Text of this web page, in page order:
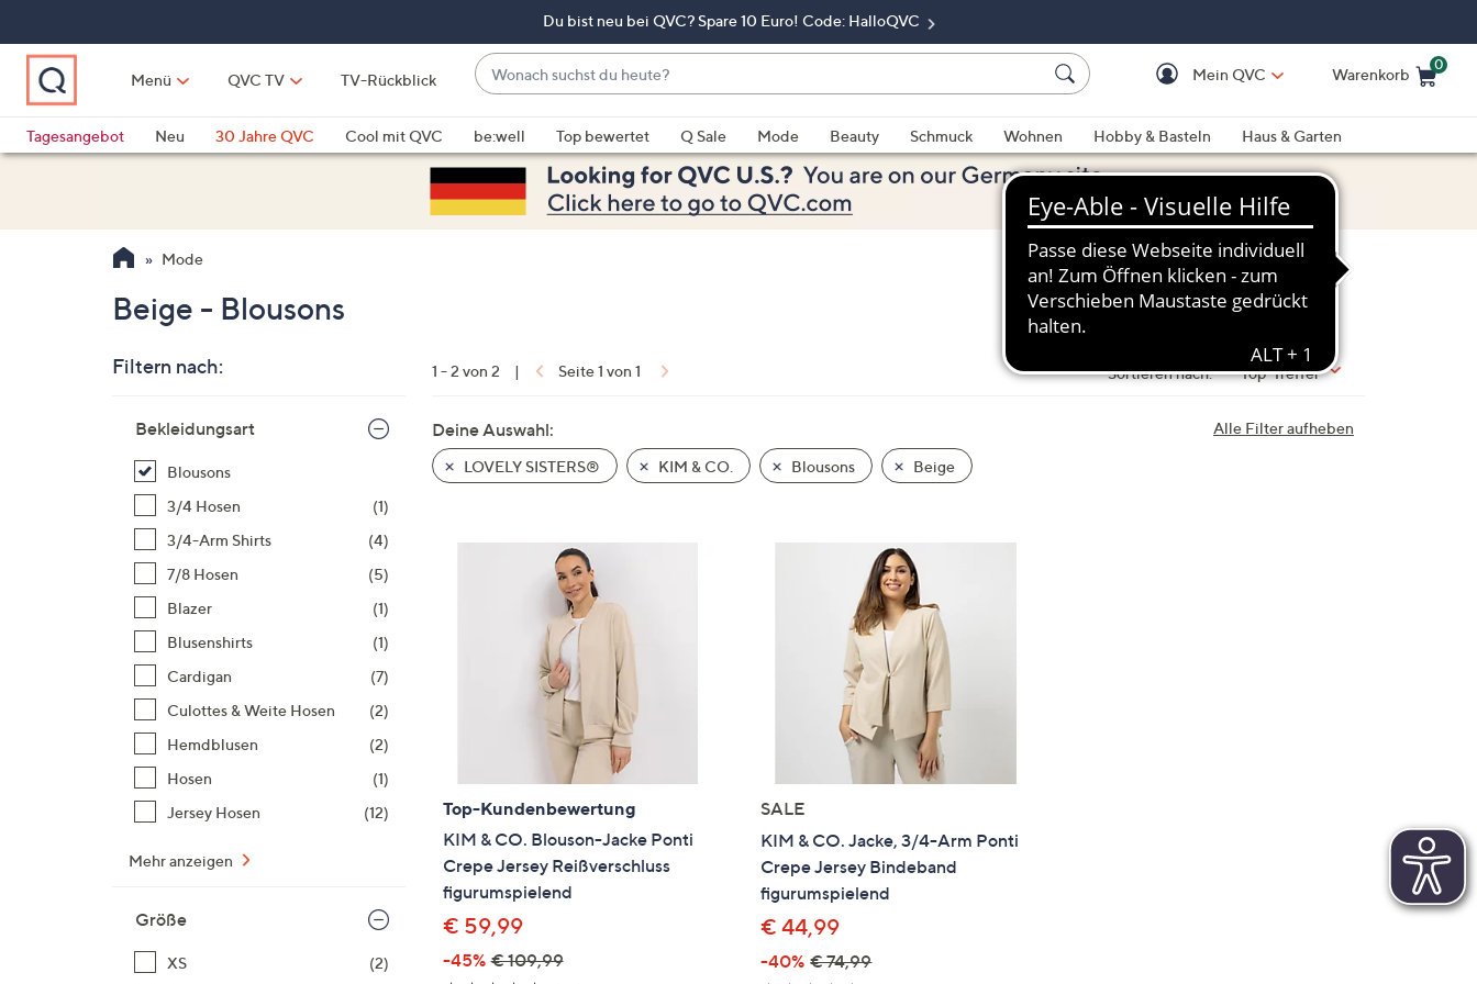
springen
Du bist neu bei QVC? Spare 10 Euro! Code: HalloQVC
Menü QVC TV TV-Rückblick
Wonach
suchst
du
heute?
Vorschläge
verfügbar
sind,
verwenden
und
unten
oder
wischen
Mein QVC Warenkorb
0
Tagesangebot
Neu 30 Jahre QVC Cool mit QVC be:well Top bewertet Q Sale Mode Beauty Schmuck Wohnen Hobby & Basteln
Haus & Garten
Mode
Beige - Blousons
Filtern nach:
Produktliste
Bekleidungsart
Blousons
3/4 Hosen
(1)
3/4-Arm Shirts
(4)
7/8 Hosen
(5)
Blazer
(1)
Blusenshirts
(1)
Cardigan
(7)
Culottes & Weite Hosen
(2)
Hemdblusen
(2)
Hosen
(1)
Jersey Hosen
(12)
Mehr anzeigen
Größe
XS
(2)
1 - 2 von 2 | Seite 1 von 1 Sortieren nach: Top-Treffer
Alle Filter aufheben
Deine Auswahl:
LOVELY SISTERS® KIM & CO. Blousons Beige
Top-Kundenbewertung
KIM & CO. Blouson-Jacke Ponti
Crepe Jersey Reißverschluss
figurumspielend
€ 59,99
-45% € 109,99
SALE
KIM & CO. Jacke, 3/4-Arm Ponti
Crepe Jersey Bindeband
figurumspielend
€ 44,99
-40% € 74,99